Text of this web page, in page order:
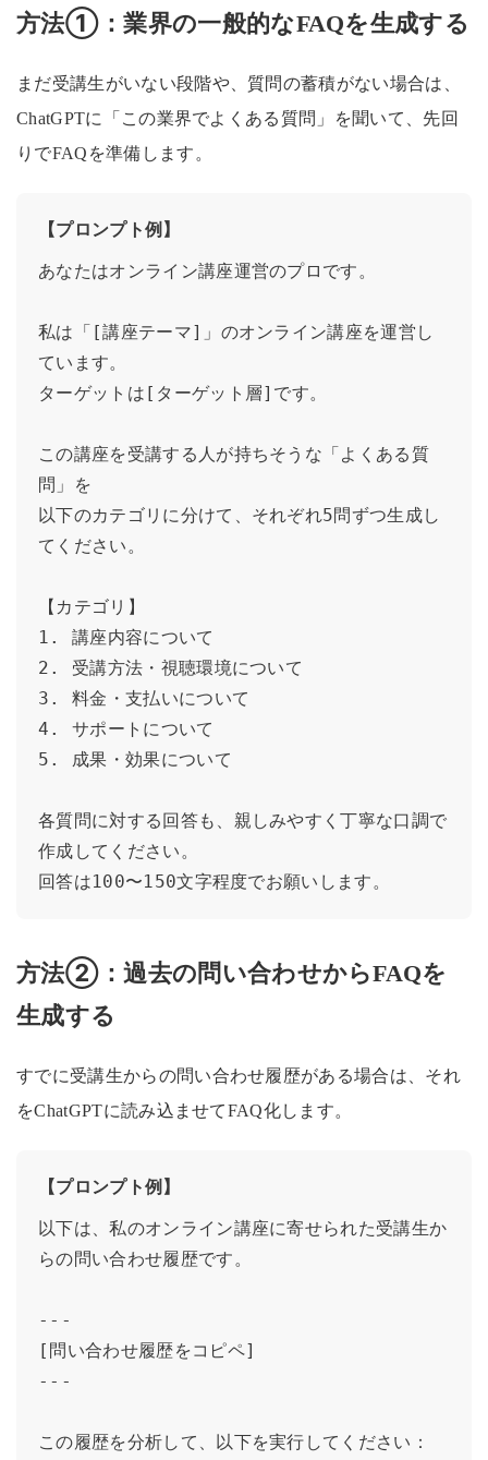
方法①：業界の一般的なFAQを生成する
まだ受講生がいない段階や、質問の蓄積がない場合は、
ChatGPTに「この業界でよくある質問」を聞いて、先回
りでFAQを準備します。
【プロンプト例】
あなたはオンライン講座運営のプロです。
私は「[講座テーマ]」のオンライン講座を運営し
ています。
ターゲットは[ターゲット層]です。
この講座を受講する人が持ちそうな「よくある質
問」を
以下のカテゴリに分けて、それぞれ5問ずつ生成し
てください。
【カテゴリ】
1. 講座内容について
2. 受講方法・視聴環境について
3. 料金・支払いについて
4. サポートについて
5. 成果・効果について
各質問に対する回答も、親しみやすく丁寧な口調で
作成してください。
回答は100〜150文字程度でお願いします。
方法②：過去の問い合わせからFAQを
生成する
すでに受講生からの問い合わせ履歴がある場合は、それ
をChatGPTに読み込ませてFAQ化します。
【プロンプト例】
以下は、私のオンライン講座に寄せられた受講生か
らの問い合わせ履歴です。
---
[問い合わせ履歴をコピペ]
---
この履歴を分析して、以下を実行してください：